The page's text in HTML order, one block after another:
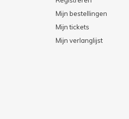
Mijn bestellingen
Mijn tickets
Mijn verlanglijst